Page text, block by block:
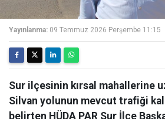
Yayınlanma: 09 Temmuz 2026 Perşembe 11:15
Sur ilçesinin kırsal mahallerine
Silvan yolunun mevcut trafiği
belirten HÜDA PAR Sur İlçe